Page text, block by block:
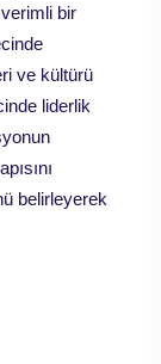
bir
ve kültürü
liderlik
belirleyerek